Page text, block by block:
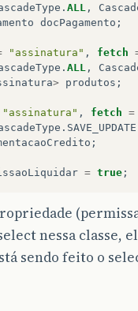
. ALL ,
docPagamento ;
"assinatura" , fetch
. ALL ,
> produtos ;
"assinatura" , fetch =
. SAVE_UPDATE
;
= true ;
nessa classe,
sendo feito o